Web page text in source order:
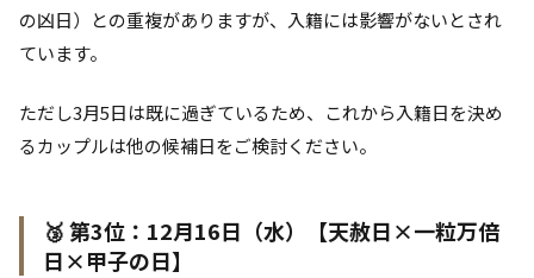
の凶日）との重複がありますが、入籍には影響がないとされ
ています。
ただし3月5日は既に過ぎているため、これから入籍日を決め
るカップルは他の候補日をご検討ください。
🥉 第3位：12月16日（水）【天赦日×一粒万倍
日×甲子の日】